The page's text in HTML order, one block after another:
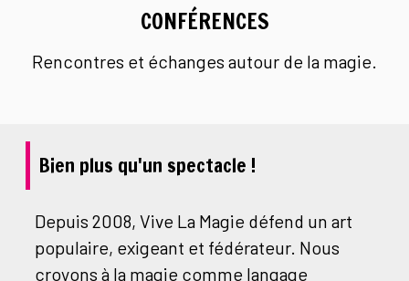
CONFÉRENCES
Rencontres et échanges autour de la magie.
Bien plus qu'un spectacle !
Depuis 2008, Vive La Magie défend un art
populaire, exigeant et fédérateur. Nous
croyons à la magie comme langage